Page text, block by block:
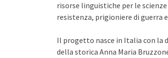
risorse linguistiche per le
resistenza, prigioniere di guerra
Il progetto nasce in Italia con la
della storica Anna Maria